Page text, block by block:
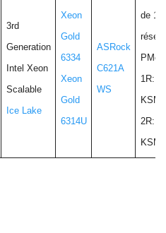
3rd
Generation
Intel Xeon
Scalable
Ice Lake
Xeon
Gold
6334
Xeon
Gold
6314U
ASRock
C621A
WS
de
1R:
2R: